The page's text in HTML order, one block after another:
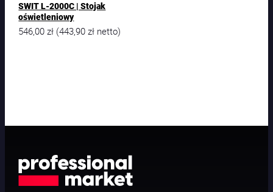
SWIT L-2000C | Stojak
oświetleniowy
546,00zł (443,90zł netto)